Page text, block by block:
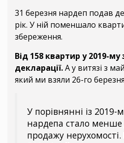
31 березня нардеп подав
рік. У ній поменшало
збереження.
Від 158 квартир у 2019-
декларації.А у витязі з
який ми взяли 26-го
У порівнянні із 2019-
нардепа стало менше
продажу нерухомості.